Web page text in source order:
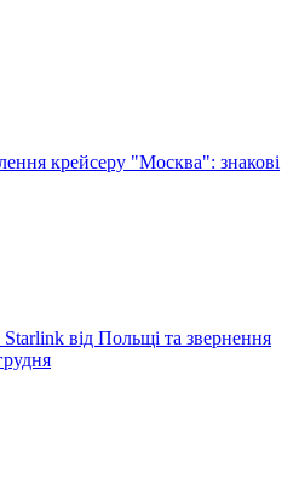
крейсеру "Москва": знакові
від Польщі та звернення